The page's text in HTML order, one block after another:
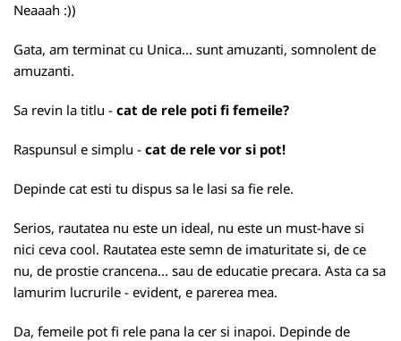
Neaaah :))
Gata, am terminat cu Unica... sunt amuzanti, somnolent de
amuzanti.
Sa revin la titlu - cat de rele poti fi femeile?
Raspunsul e simplu - cat de rele vor si pot!
Depinde cat esti tu dispus sa le lasi sa fie rele.
Serios, rautatea nu este un ideal, nu este un must-have si
nici ceva cool. Rautatea este semn de imaturitate si, de ce
nu, de prostie crancena... sau de educatie precara. Asta ca sa
lamurim lucrurile - evident, e parerea mea.
Da, femeile pot fi rele pana la cer si inapoi. Depinde de